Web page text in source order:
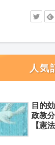
人気
目的
政教
【憲